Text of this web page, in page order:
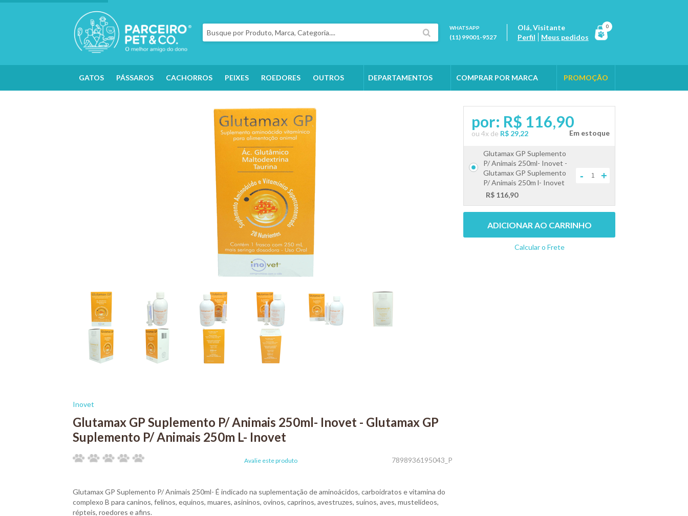
WHATSAPP
(11) 99001-9527
Olá,Visitante
Perfil
Meus pedidos
0
GATOS PÁSSAROS CACHORROS PEIXES ROEDORES OUTROS DEPARTAMENTOS COMPRAR POR MARCA PROMOÇÃO
Inovet
Glutamax GP Suplemento P/ Animais 250ml- Inovet - Glutamax GP
Suplemento P/ Animais 250m L- Inovet
Avalie este produto 7898936195043_P
Glutamax GP Suplemento P/ Animais 250ml- É indicado na suplementação de aminoácidos, carboidratos e vitamina do
complexo B para caninos, felinos, equinos, muares, asininos, ovinos, caprinos, avestruzes, suínos, aves, mustelídeos,
répteis, roedores e afins.
por: R$ 116,90
ou4x de R$ 29,22
Glutamax GP Suplemento
P/ Animais 250ml- Inovet -
Glutamax GP Suplemento
P/ Animais 250m l- Inovet
R$ 116,90
- +
ADICIONAR AO CARRINHO
Calcular o Frete